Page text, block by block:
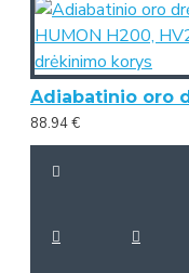
88.94 €